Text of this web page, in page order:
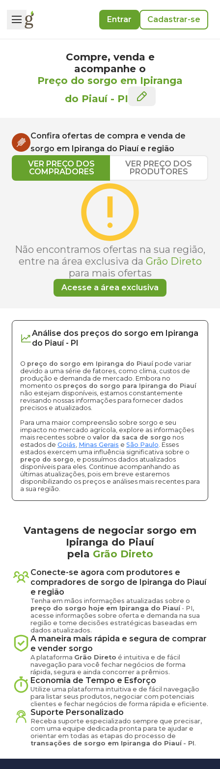
Entrar Cadastrar-se
Compre, venda e
acompanhe o
Preço do sorgo em Ipiranga
do Piauí - PI
Confira ofertas de compra e venda de
sorgo em Ipiranga do Piauíe região
VER PREÇO DOS
COMPRADORES
VER PREÇO DOS
PRODUTORES
Não encontramos ofertas na sua região,
entre na área exclusiva da Grão Direto
para mais ofertas
Acesse a área exclusiva
Análise dos preços do sorgo em Ipiranga
do Piauí - PI
O preço do sorgo em Ipiranga do Piauí pode variar
devido a uma série de fatores, como clima, custos de
produção e demanda de mercado. Embora no
momento os preços do sorgo para Ipiranga do Piauí
não estejam disponíveis, estamos constantemente
revisando nossas informações para fornecer dados
precisos e atualizados.
Para uma maior compreensão sobre sorgo e seu
impacto no mercado agrícola, explore as informações
mais recentes sobre o valor da saca de sorgo nos
estados de Goiás, Minas Gerais e São Paulo. Esses
estados exercem uma influência significativa sobre o
preço do sorgo, e possuímos dados atualizados
disponíveis para eles. Continue acompanhando as
últimas atualizações, pois em breve estaremos
disponibilizando os preços e análises mais recentes para
a sua região.
Vantagens de negociar sorgo em
Ipiranga do Piauí
pela Grão Direto
Conecte-se agora com produtores e
compradores de sorgo de Ipiranga do Piauí
e região
Tenha em mãos informações atualizadas sobre o
preço do sorgo hoje em Ipiranga do Piauí - PI,
acesse informações sobre oferta e demanda na sua
região e tome decisões estratégicas baseadas em
dados atualizados.
A maneira mais rápida e segura de comprar
e vender sorgo
A plataforma Grão Direto é intuitiva e de fácil
navegação para você fechar negócios de forma
rápida, segura e ainda concorrer a prêmios.
Economia de Tempo e Esforço
Utilize uma plataforma intuitiva e de fácil navegação
para listar seus produtos, negociar com potenciais
clientes e fechar negócios de forma rápida e eficiente.
Suporte Personalizado
Receba suporte especializado sempre que precisar,
com uma equipe dedicada pronta para te ajudar e
orientar em todas as etapas do processo de
transações de sorgo em Ipiranga do Piauí - PI.